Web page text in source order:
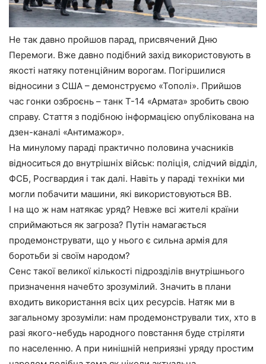
Не так давно пройшов парад, присвячений Дню
Перемоги. Вже давно подібний захід використовують в
якості натяку потенційним ворогам. Погіршилися
відносини з США – демонструємо «Тополі». Прийшов
час гонки озброєнь – танк Т-14 «Армата» зробить свою
справу. Стаття з подібною інформацією опублікована на
дзен-каналі «Антимажор».
На минулому параді практично половина учасників
відноситься до внутрішніх військ: поліція, слідчий відділ,
ФСБ, Росгвардия і так далі. Навіть у параді техніки ми
могли побачити машини, які використовуються ВВ.
І на що ж нам натякає уряд? Невже всі жителі країни
сприймаються як загроза? Путін намагається
продемонструвати, що у нього є сильна армія для
боротьби зі своїм народом?
Сенс такої великої кількості підрозділів внутрішнього
призначення начебто зрозумілий. Значить в плани
входить використання всіх цих ресурсів. Натяк ми в
загальному зрозуміли: нам продемонстрували тих, хто в
разі якого-небудь народного повстання буде стріляти
по населенню. А при нинішній неприязні уряду простим